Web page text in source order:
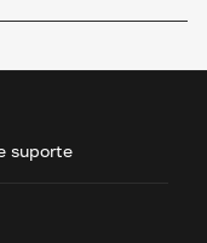
suporte